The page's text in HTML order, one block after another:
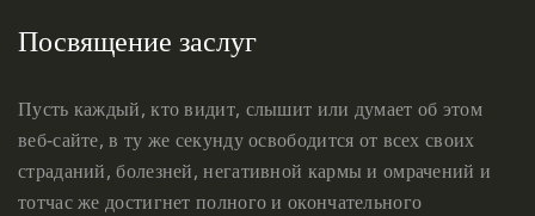
Посвящение заслуг
Пусть каждый, кто видит, слышит или думает об этом
веб-сайте, в ту же секунду освободится от всех своих
страданий, болезней, негативной кармы и омрачений и
тотчас же достигнет полного и окончательного